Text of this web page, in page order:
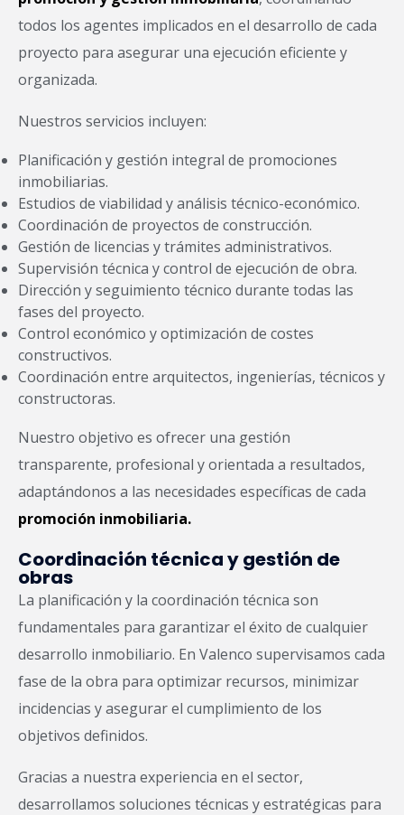
todos los agentes implicados en el desarrollo de cada
proyecto para asegurar una ejecución eficiente y
organizada.
Nuestros servicios incluyen:
Planificación y gestión integral de promociones
inmobiliarias.
Estudios de viabilidad y análisis técnico-económico.
Coordinación de proyectos de construcción.
Gestión de licencias y trámites administrativos.
Supervisión técnica y control de ejecución de obra.
Dirección y seguimiento técnico durante todas las
fases del proyecto.
Control económico y optimización de costes
constructivos.
Coordinación entre arquitectos, ingenierías, técnicos y
constructoras.
Nuestro objetivo es ofrecer una gestión
transparente, profesional y orientada a resultados,
adaptándonos a las necesidades específicas de cada
promoción inmobiliaria.
Coordinación técnica y gestión de
obras
La planificación y la coordinación técnica son
fundamentales para garantizar el éxito de cualquier
desarrollo inmobiliario. En Valenco supervisamos cada
fase de la obra para optimizar recursos, minimizar
incidencias y asegurar el cumplimiento de los
objetivos definidos.
Gracias a nuestra experiencia en el sector,
desarrollamos soluciones técnicas y estratégicas para